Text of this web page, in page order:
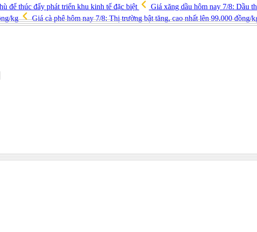
để thúc đẩy phát triển khu kinh tế đặc biệt
Giá xăng dầu hôm nay 7/8: Dầu
kg
Giá cà phê hôm nay 7/8: Thị trường bật tăng, cao nhất lên 99.000 đồng/